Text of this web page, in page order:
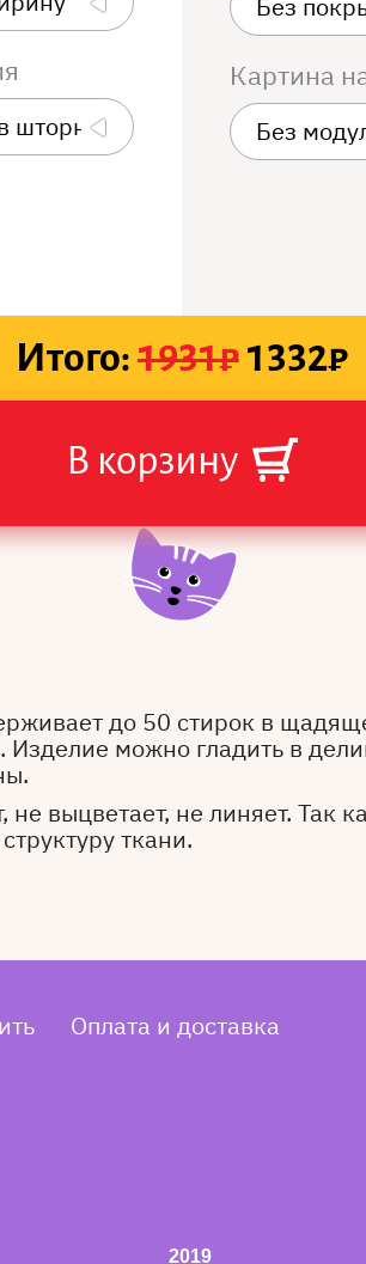
Картина
Итого:1931₽1332₽
В корзину
до 50 стирок в
Изделие можно гладить в
не выцветает, не линяет. Так
ткани.
Оплата и доставка